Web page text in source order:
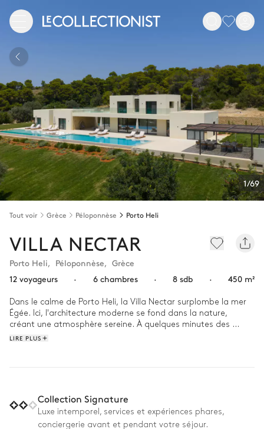
1/69
Tout voir Grèce Péloponnèse Porto Heli
VILLA NECTAR
Porto Heli, Péloponnèse, Grèce
12 voyageurs
· 6 chambres · 8 sdb · 450 m²
Dans le calme de Porto Heli, la Villa Nectar surplombe la mer
Égée. Ici, l'architecture moderne se fond dans la nature,
créant une atmosphère sereine. À quelques minutes des
plages, c’est l’endroit idéal pour se ressourcer en famille ou
détendez-vous à l’ombre d’un olivier ou rassemblez-vous
autour d’un barbecue avant un dîner sous les étoiles.
LIRE PLUS
Collection Signature
Luxe intemporel, services et expériences phares,
conciergerie avant et pendant votre séjour.